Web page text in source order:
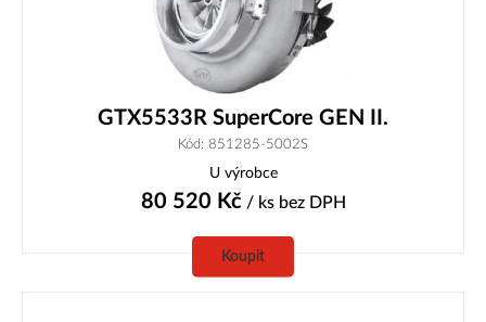
GTX5533R SuperCore GEN II.
Kód: 851285-5002S
U výrobce
80 520 Kč/ ks bez DPH
Koupit